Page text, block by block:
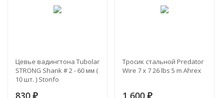
Цевье вадингтона Tubolar
STRONG Shank # 2 - 60 мм (
10 шт. ) Stonfo
Тросик стальной Predator
Wire 7 x 7 26 lbs 5 m Ahrex